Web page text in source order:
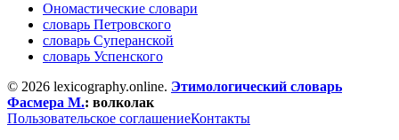
Ономастические словари
словарь Петровского
словарь Суперанской
словарь Успенского
© 2026 lexicography.online. Этимологический словарь
Фасмера М.: волколак
Пользовательское соглашениеКонтакты